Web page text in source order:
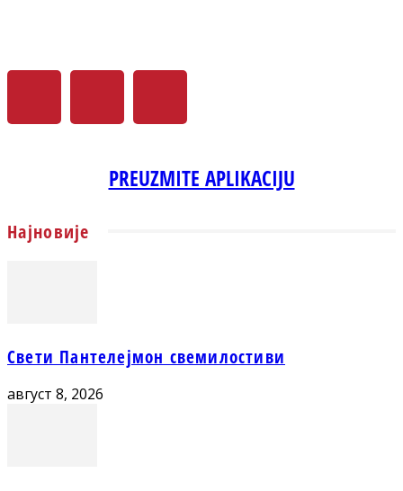
PREUZMITE APLIKACIJU
Најновије
Свети Пантелејмон свемилостиви
август 8, 2026